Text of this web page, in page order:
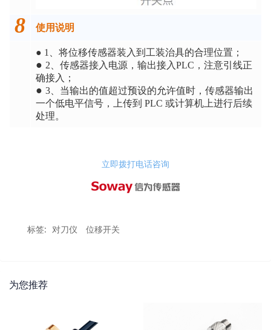
8 使用说明
● 1、将位移传感器装入到工装治具的合理位置；
● 2、传感器接入电源，输出接入PLC，注意引线正
确接入；
● 3、当输出的值超过预设的允许值时，传感器输出
一个低电平信号，上传到 PLC 或计算机上进行后续
处理。
立即拨打电话咨询
标签: 对刀仪 位移开关
为您推荐